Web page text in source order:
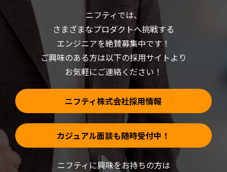
し
い
ウ
ィ
開
き
す)
ま
す)
ニフティでは、
さまざまなプロダクトへ挑戦する
エンジニアを絶賛募集中です！
ご興味のある方は以下の採用サイトより
お気軽にご連絡ください！
ニフティ株式会社採用情報
カジュアル面談も随時受付中！
ニフティに興味をお持ちの方は